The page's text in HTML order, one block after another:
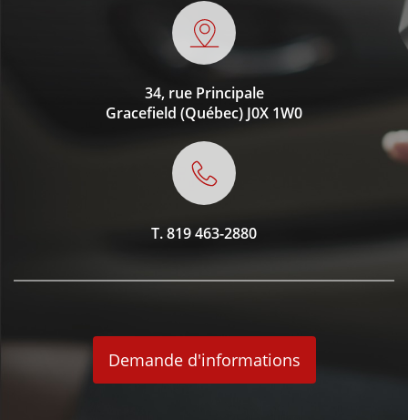
34, rue Principale
Gracefield (Québec) J0X 1W0
T.819 463-2880
Demande d'informations